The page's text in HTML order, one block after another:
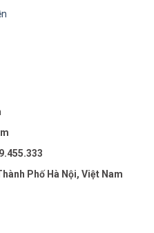
Phố Hà Nội, Việt Nam